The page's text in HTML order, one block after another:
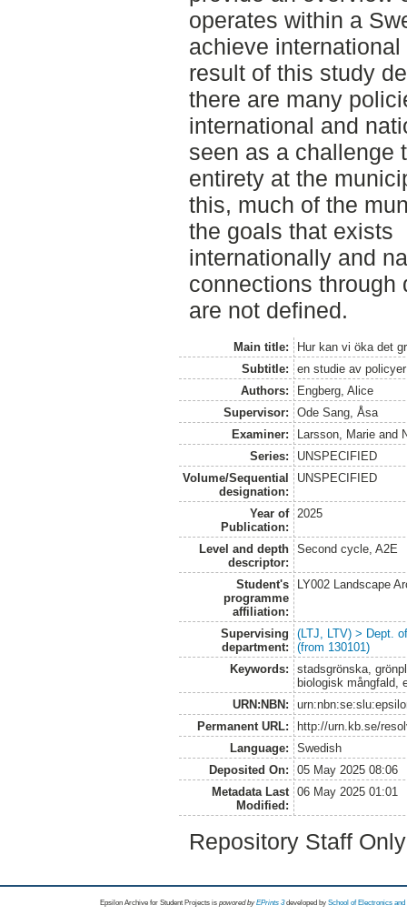
operates within a
achieve
result of this study
there are many
international and
seen as a challenge
entirety at the
this, much of the
the goals that exists
internationally and
connections through
are not defined.
Main title:
Hur kan vi öka det
Subtitle:
en studie av
Authors:
Engberg, Alice
Supervisor:
Ode Sang, Åsa
Examiner:
Larsson, Marie and
Series:
UNSPECIFIED
Volume/Sequential
designation:
UNSPECIFIED
Year of
Publication:
2025
Level and depth
descriptor:
Second cycle, A2E
Student's
programme
affiliation:
LY002 Landscape
Supervising
department:
(LTJ, LTV) > Dept.
(from 130101)
Keywords:
stadsgrönska,
biologisk mångfald,
URN:NBN:
Permanent URL:
http://urn.kb.se/
Language:
Swedish
Deposited On:
05 May 2025 08:06
Metadata Last
Modified:
06 May 2025 01:01
Repository Staff
Epsilon Archive for Student Projects is powored byEPrints 3 developed by School of Electronics